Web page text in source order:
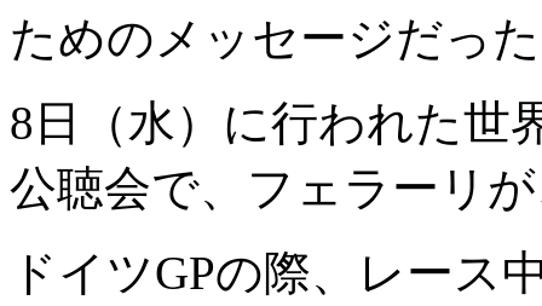
ためのメッセージだっ
8日（水）に行われた世
公聴会で、フェラーリ
ドイツGPの際、レース